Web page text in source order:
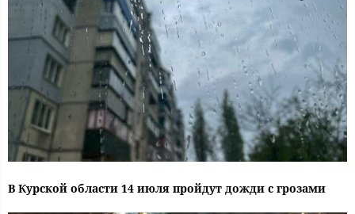
В Курской области 14 июля пройдут дожди с грозами